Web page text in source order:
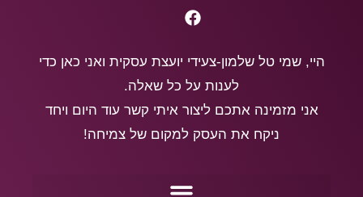
היי, שמי טל שלמון-צעידי יועצת עסקית ואני כאן כדי
לענות על כל שאלה.
אני מזמינה אתכם ליצור איתי קשר עוד היום ויחד
ניקח את העסק למקום של צמיחה!